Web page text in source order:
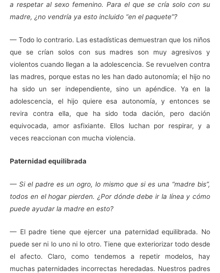
a respetar al sexo femenino. Para el que se cría solo con su
madre, ¿no vendría ya esto incluido “en el paquete”?
— Todo lo contrario. Las estadísticas demuestran que los niños
que se crían solos con sus madres son muy agresivos y
violentos cuando llegan a la adolescencia. Se revuelven contra
las madres, porque estas no les han dado autonomía; el hijo no
ha sido un ser independiente, sino un apéndice. Ya en la
adolescencia, el hijo quiere esa autonomía, y entonces se
revira contra ella, que ha sido toda dación, pero dación
equivocada, amor asfixiante. Ellos luchan por respirar, y a
veces reaccionan con mucha violencia.
Paternidad equilibrada
— Si el padre es un ogro, lo mismo que si es una “madre bis”,
todos en el hogar pierden. ¿Por dónde debe ir la línea y cómo
puede ayudar la madre en esto?
— El padre tiene que ejercer una paternidad equilibrada. No
puede ser ni lo uno ni lo otro. Tiene que exteriorizar todo desde
el afecto. Claro, como tendemos a repetir modelos, hay
muchas paternidades incorrectas heredadas. Nuestros padres